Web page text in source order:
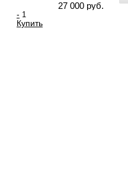
27 000 руб.
-
Купить